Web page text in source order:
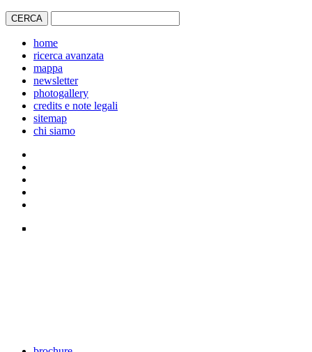
home
ricerca avanzata
mappa
newsletter
photogallery
credits e note legali
sitemap
chi siamo